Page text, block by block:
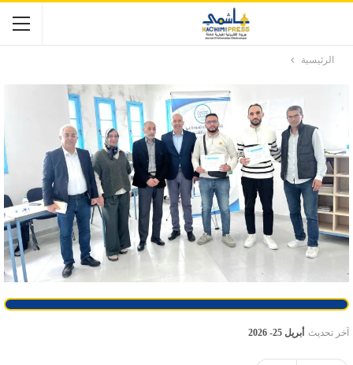
الرئيسية
آخر تحديث أبريل 25- 2026